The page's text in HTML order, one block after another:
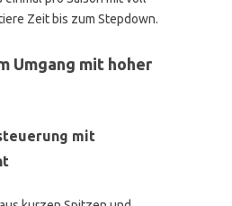
Zeit bis zum Stepdown.
Umgang mit hoher
mit